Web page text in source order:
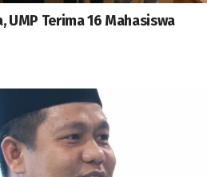
UMP Terima 16 Mahasiswa